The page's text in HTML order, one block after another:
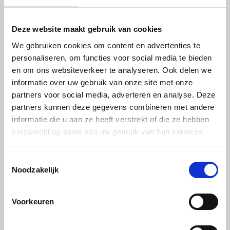
Deze website maakt gebruik van cookies
We gebruiken cookies om content en advertenties te
personaliseren, om functies voor social media te bieden
en om ons websiteverkeer te analyseren. Ook delen we
informatie over uw gebruik van onze site met onze
partners voor social media, adverteren en analyse. Deze
partners kunnen deze gegevens combineren met andere
informatie die u aan ze heeft verstrekt of die ze hebben
verzameld op basis van uw gebruik van hun services.
Noodzakelijk
Voorkeuren
Toepassingen van bruine acrylplaten
duurzaamheid en uitstraling samenkomen. Veelgebruikte
toepassingen zijn:
Wandpanelen of baliebekleding in kantoren en winkels
Afschermplaten in werk- en opslagruimtes
Decoratieve elementen in interieurbouw
Displays, presentatiemeubels en signage
Industriële of functionele panelen waarbij een donkere kleur
gewenst is
Dankzij de stevigheid en kleurvastheid is acrylaat bruin een goed
Bruin Plexiglas® is uitstekend te verwerken. De platen zijn geschikt